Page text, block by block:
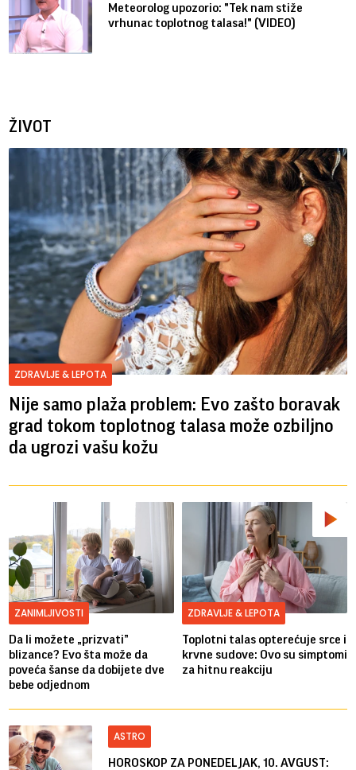
Meteorolog upozorio: "Tek nam stiže
vrhunac toplotnog talasa!" (VIDEO)
ŽIVOT
ZDRAVLJE & LEPOTA
Nije samo plaža problem: Evo zašto boravak
grad tokom toplotnog talasa može ozbiljno
da ugrozi vašu kožu
ZANIMLJIVOSTI
Da li možete „prizvati”
blizance? Evo šta može da
poveća šanse da dobijete dve
bebe odjednom
ZDRAVLJE & LEPOTA
Toplotni talas opterećuje srce i
krvne sudove: Ovo su simptomi
za hitnu reakciju
ASTRO
HOROSKOP ZA PONEDELJAK, 10. AVGUST: